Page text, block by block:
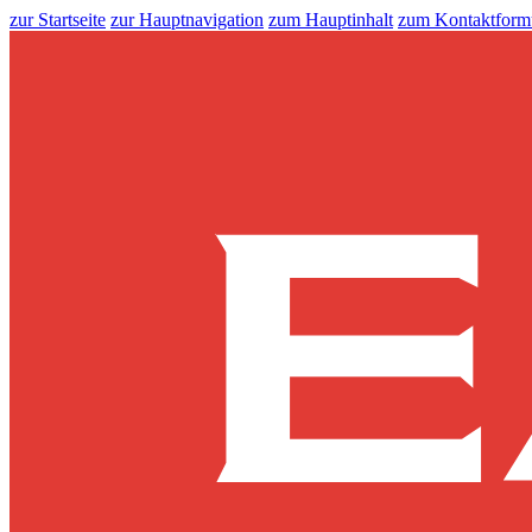
zur Startseite zur Hauptnavigation zum Hauptinhalt zum